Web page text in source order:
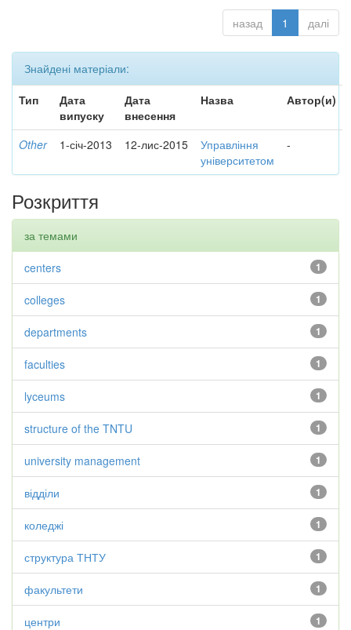
назад 1 далі
Знайдені матеріали:
Тип
Дата
випуску
Дата
внесення
Назва Автор(и)
Other 1-січ-2013 12-лис-2015
Управління
університетом
-
Розкриття
за темами
1
centers
1
colleges
1
departments
1
faculties
1
lyceums
1
structure of the TNTU
1
university management
1
відділи
1
коледжі
1
структура ТНТУ
1
факультети
1
центри